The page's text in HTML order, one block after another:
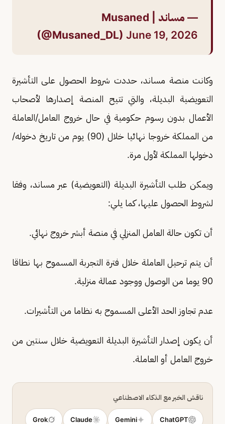
— مساند | Musaned
(@Musaned_DL) June 19, 2026
وكانت منصة مساند، حددت شروط الحصول على التأشيرة
التعويضية البديلة، والتي تتيح المنصة إصدارها لأصحاب
الأعمال بدون رسوم حكومية في حال خروج العامل/العاملة
من المملكة خروجا نهائيا خلال (90) يوم من تاريخ دخوله/
دخولها المملكة لأول مرة.
ويمكن طلب التأشيرة البديلة (التعويضية) عبر مساند، وفقا
لشروط الحصول عليها، كما يلي:
أن تكون حالة العامل المنزلي في منصة أبشر خروج نهائي.
أن يتم ترحيل العاملة خلال فترة التجربة المسموح بها نطاقا
90 يوما من الوصول ووجود عمالة منزلية.
عدم تجاوز الحد الأعلى المسموح به نظاما من التأشيرات.
أن يكون إصدار التأشيرة البديلة التعويضية خلال سنتين من
خروج العامل أو العاملة.
ناقش الخبر مع الذكاء الاصطناعي
ChatGPT
Gemini
Claude
Grok